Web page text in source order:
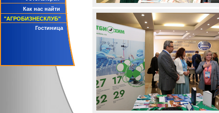
Как нас найти
"АГРОБИЗНЕСКЛУБ"
Гостиница